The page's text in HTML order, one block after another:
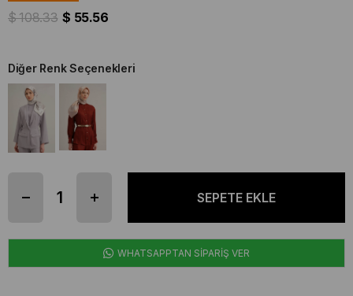
$ 108.33 $ 55.56
Diğer Renk Seçenekleri
WHATSAPPTAN SİPARİŞ VER